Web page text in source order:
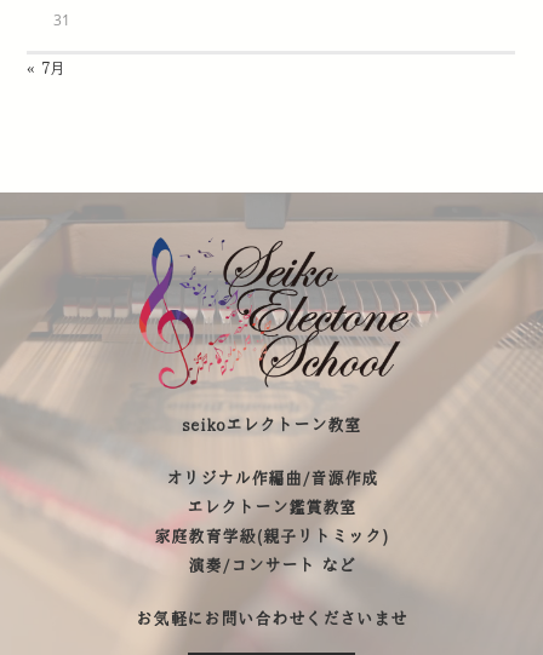
31
« 7月
seikoエレクトーン教室
オリジナル作編曲/音源作成
エレクトーン鑑賞教室
家庭教育学級(親子リトミック)
演奏/コンサート など
お気軽にお問い合わせくださいませ